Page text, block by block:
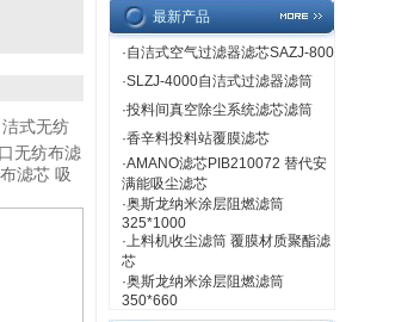
式无纺
无纺布滤
滤芯 吸
最新产品
·自洁式空气过滤器滤芯SAZJ-800
·SLZJ-4000自洁式过滤器滤筒
·投料间真空除尘系统滤芯滤筒
·香辛料投料站覆膜滤芯
·AMANO滤芯PIB210072 替代安
满能吸尘滤芯
·奥斯龙纳米涂层阻燃滤筒
325*1000
·上料机收尘滤筒 覆膜材质聚酯滤
芯
·奥斯龙纳米涂层阻燃滤筒
350*660